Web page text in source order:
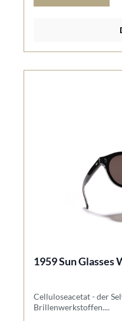
1959 Sun Glasses
Celluloseacetat - der
Brillenwerkstoffen....